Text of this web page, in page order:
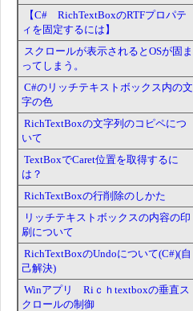
【C# RichTextBoxのRTFプロパテ
ィを固定するには】
スクロールが表示されるとOSが固ま
ってしまう。
C#のリッチテキストボックス内の文
字の色
RichTextBoxの文字列のコピペにつ
いて
TextBoxでCaret位置を取得するに
は？
RichTextBoxの行削除のしかた
リッチテキストボックスの内容の印
刷について
RichTextBoxのUndoについて(C#)(自
己解決)
Winアプリ Riｃｈtextboxの垂直ス
クロールの制御